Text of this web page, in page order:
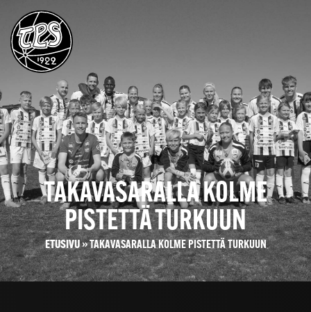
TAKAVASARALLA KOLME
PISTETTÄ TURKUUN
ETUSIVU»TAKAVASARALLA KOLME PISTETTÄ TURKUUN